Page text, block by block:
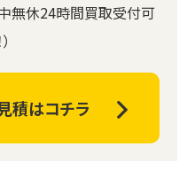
無休24時間買取受付可
積はコチラ